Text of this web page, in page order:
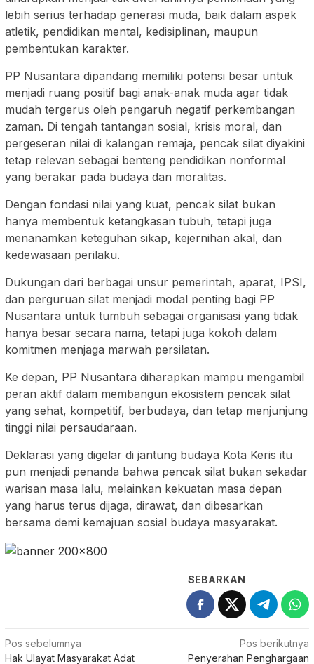
lebih serius terhadap generasi muda, baik dalam aspek
atletik, pendidikan mental, kedisiplinan, maupun
pembentukan karakter.
PP Nusantara dipandang memiliki potensi besar untuk
menjadi ruang positif bagi anak-anak muda agar tidak
mudah tergerus oleh pengaruh negatif perkembangan
zaman. Di tengah tantangan sosial, krisis moral, dan
pergeseran nilai di kalangan remaja, pencak silat diyakini
tetap relevan sebagai benteng pendidikan nonformal
yang berakar pada budaya dan moralitas.
Dengan fondasi nilai yang kuat, pencak silat bukan
hanya membentuk ketangkasan tubuh, tetapi juga
menanamkan keteguhan sikap, kejernihan akal, dan
kedewasaan perilaku.
Dukungan dari berbagai unsur pemerintah, aparat, IPSI,
dan perguruan silat menjadi modal penting bagi PP
Nusantara untuk tumbuh sebagai organisasi yang tidak
hanya besar secara nama, tetapi juga kokoh dalam
komitmen menjaga marwah persilatan.
Ke depan, PP Nusantara diharapkan mampu mengambil
peran aktif dalam membangun ekosistem pencak silat
yang sehat, kompetitif, berbudaya, dan tetap menjunjung
tinggi nilai persaudaraan.
Deklarasi yang digelar di jantung budaya Kota Keris itu
pun menjadi penanda bahwa pencak silat bukan sekadar
warisan masa lalu, melainkan kekuatan masa depan
yang harus terus dijaga, dirawat, dan dibesarkan
bersama demi kemajuan sosial budaya masyarakat.
SEBARKAN
Navigasi
Pos sebelumnya
Hak Ulayat Masyarakat Adat
Pos berikutnya
Penyerahan Penghargaan